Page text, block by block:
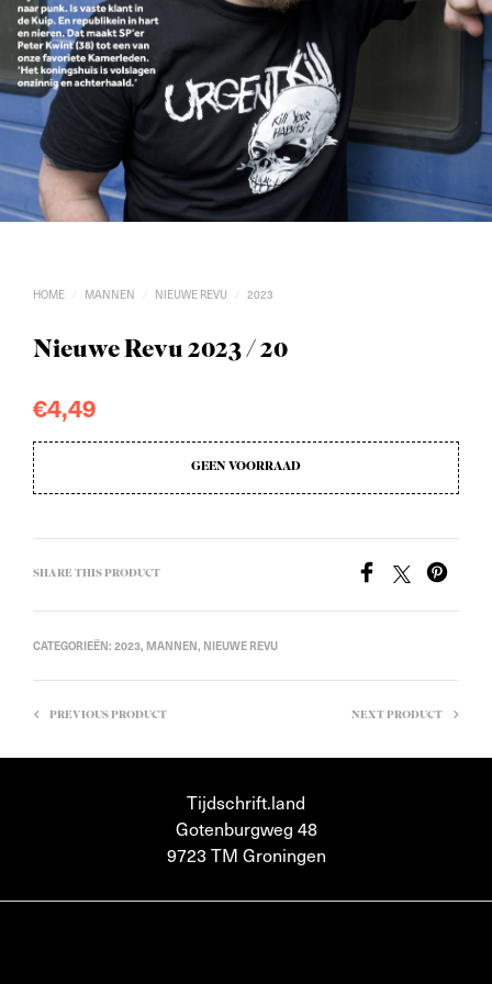
HOME / MANNEN / NIEUWE REVU / 2023
Nieuwe Revu 2023 / 20
€4,49
GEEN VOORRAAD
SHARE THIS PRODUCT
CATEGORIEËN: 2023, MANNEN, NIEUWE REVU
PREVIOUS PRODUCT NEXT PRODUCT
Tijdschrift.land
Gotenburgweg 48
9723 TM Groningen